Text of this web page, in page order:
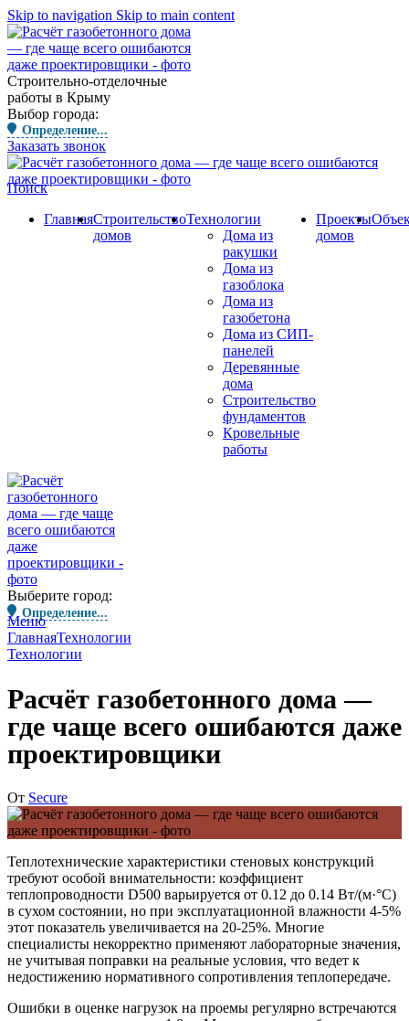
Skip to navigation Skip to main content
Строительно-отделочные
работы в Крыму
Выбор города:
Определение...
Заказать звонок
Поиск
ГлавнаяСтроительство
домов
Технологии
Дома из
ракушки
Дома из
газоблока
Дома из
газобетона
Дома из СИП-
панелей
Деревянные
дома
Строительство
фундаментов
Кровельные
работы
Проекты
домов
Выберите город:
Определение...
Меню
ГлавнаяТехнологии
Технологии
Расчёт газобетонного дома —
где чаще всего ошибаются даже
проектировщики
От Secure
Теплотехнические характеристики стеновых конструкций
требуют особой внимательности: коэффициент
теплопроводности D500 варьируется от 0.12 до 0.14 Вт/(м·°C)
в сухом состоянии, но при эксплуатационной влажности 4-5%
этот показатель увеличивается на 20-25%. Многие
специалисты некорректно применяют лабораторные значения,
не учитывая поправки на реальные условия, что ведет к
недостижению нормативного сопротивления теплопередаче.
Ошибки в оценке нагрузок на проемы регулярно встречаются